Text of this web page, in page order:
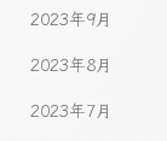
2023年9月
2023年8月
2023年7月